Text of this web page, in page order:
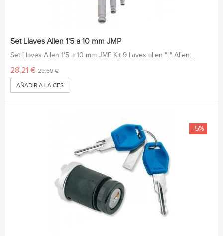
Set Llaves Allen 1'5 a 10 mm JMP
Set Llaves Allen 1'5 a 10 mm JMP Kit 9 llaves allen "L" Allen....
28,21 € 29,69 €
AÑADIR A LA CESTA
-5%